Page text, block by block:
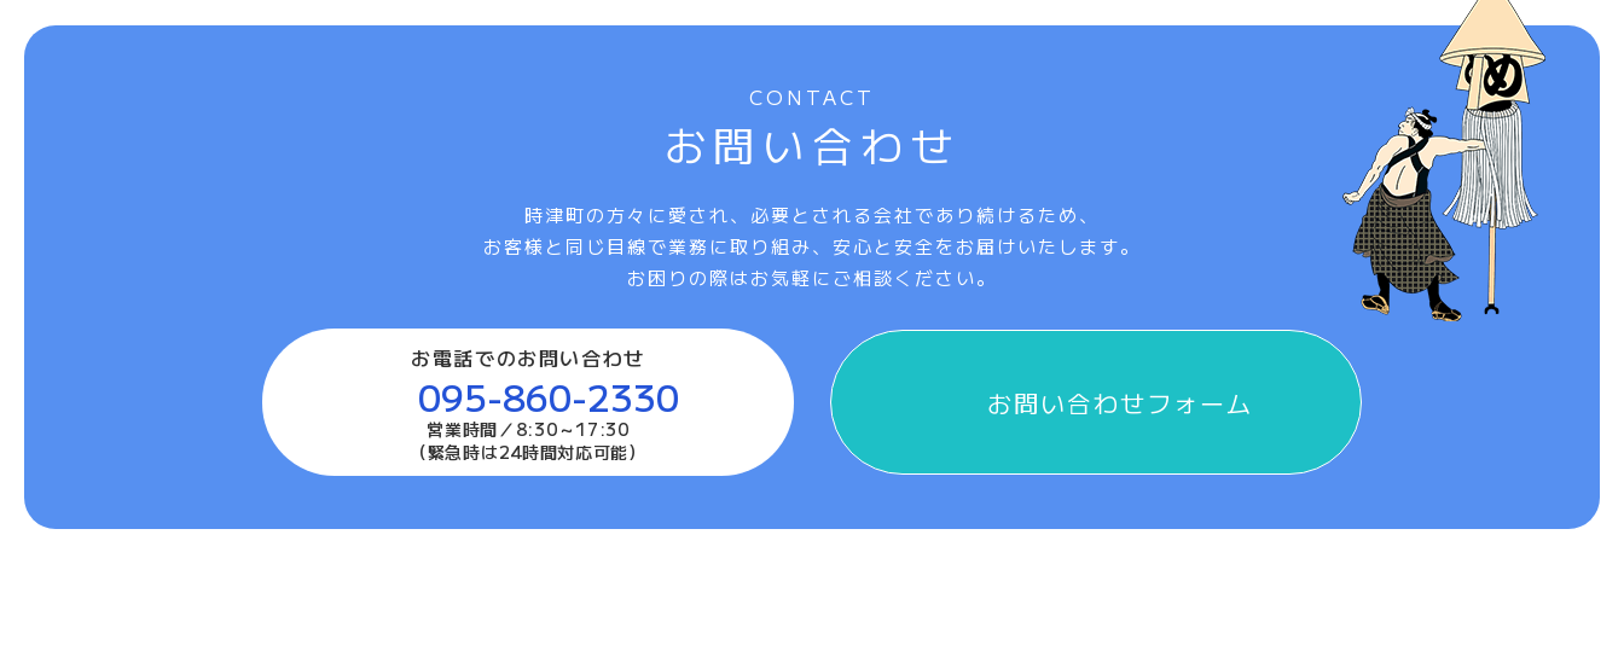
CONTACT
お問い合わせ
時津町の方々に愛され、必要とされる会社であり続けるため、
お客様と同じ目線で業務に取り組み、安心と安全をお届けいたします。
お困りの際はお気軽にご相談ください。
お電話でのお問い合わせ
095-860-2330
営業時間／8:30～17:30
（緊急時は24時間対応可能）
お問い合わせフォーム